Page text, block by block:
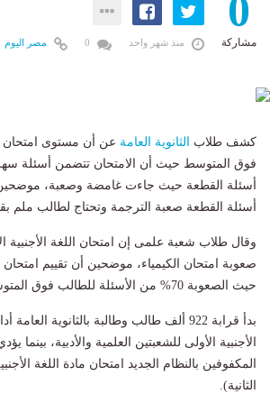
0
مشاركة منذ شهر واحد مصر اليوم
كشف طلاب الثانوية العامة عن أن مستوى امتحان
فوق المتوسط حيث أن الامتحان تتضمن أسئلة
أسئلة القطعة حيث جاءت غامضة وصعبة،
أسئلة القطعة صعبة الترجمة وتحتاج لطالب ملم
وقال طلاب شعبة علمى إن امتحان اللغة الأجنبية
صعوبة امتحان الكيمياء، موضحين أن تقييم امتحان
حيث الصعوبة 70% من الأسئلة للطالب فوق المتوسط.
بدأ قرابة 922 ألف طالب وطالبة بالثانوية
الأجنبية الأولى للشعبتين العلمية والأدبية،
المكفوفين بالنظام الجديد امتحان مادة اللغة
الثانية).